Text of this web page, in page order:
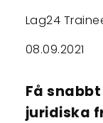
Lag24
08.09.2021
Få
juridiska